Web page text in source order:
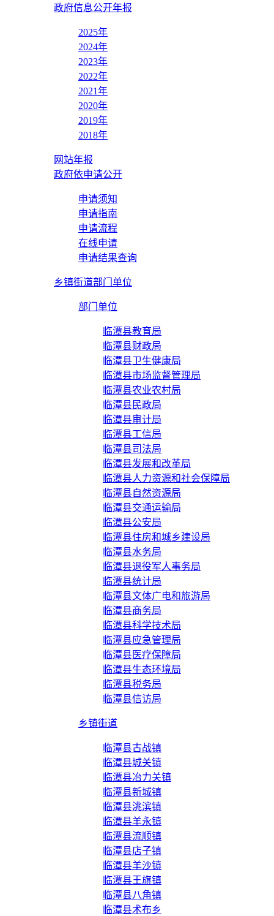
政府信息公开年报
2025年
2024年
2023年
2022年
2021年
2020年
2019年
2018年
网站年报
政府依申请公开
申请须知
申请指南
申请流程
在线申请
申请结果查询
乡镇街道部门单位
部门单位
临潭县教育局
临潭县财政局
临潭县卫生健康局
临潭县市场监督管理局
临潭县农业农村局
临潭县民政局
临潭县审计局
临潭县工信局
临潭县司法局
临潭县发展和改革局
临潭县人力资源和社会保障局
临潭县自然资源局
临潭县交通运输局
临潭县公安局
临潭县住房和城乡建设局
临潭县水务局
临潭县退役军人事务局
临潭县统计局
临潭县文体广电和旅游局
临潭县商务局
临潭县科学技术局
临潭县应急管理局
临潭县医疗保障局
临潭县生态环境局
临潭县税务局
临潭县信访局
乡镇街道
临潭县古战镇
临潭县城关镇
临潭县冶力关镇
临潭县新城镇
临潭县洮滨镇
临潭县羊永镇
临潭县流顺镇
临潭县店子镇
临潭县羊沙镇
临潭县王旗镇
临潭县八角镇
临潭县术布乡